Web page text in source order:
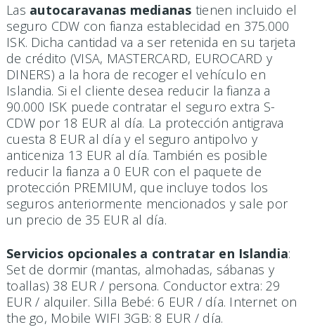
Las autocaravanas medianas tienen incluido el
seguro CDW con fianza establecidad en 375.000
ISK. Dicha cantidad va a ser retenida en su tarjeta
de crédito (VISA, MASTERCARD, EUROCARD y
DINERS) a la hora de recoger el vehículo en
Islandia. Si el cliente desea reducir la fianza a
90.000 ISK puede contratar el seguro extra S-
CDW por 18 EUR al día. La protección antigrava
cuesta 8 EUR al día y el seguro antipolvo y
anticeniza 13 EUR al día. También es posible
reducir la fianza a 0 EUR con el paquete de
protección PREMIUM, que incluye todos los
seguros anteriormente mencionados y sale por
un precio de 35 EUR al día.
Servicios opcionales a contratar en Islandia:
Set de dormir (mantas, almohadas, sábanas y
toallas) 38 EUR / persona. Conductor extra: 29
EUR / alquiler. Silla Bebé: 6 EUR / día. Internet on
the go, Mobile WIFI 3GB: 8 EUR / día.